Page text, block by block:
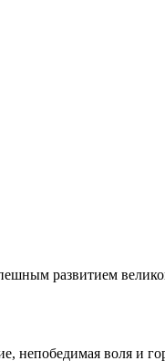
развитием
непобедимая воля и